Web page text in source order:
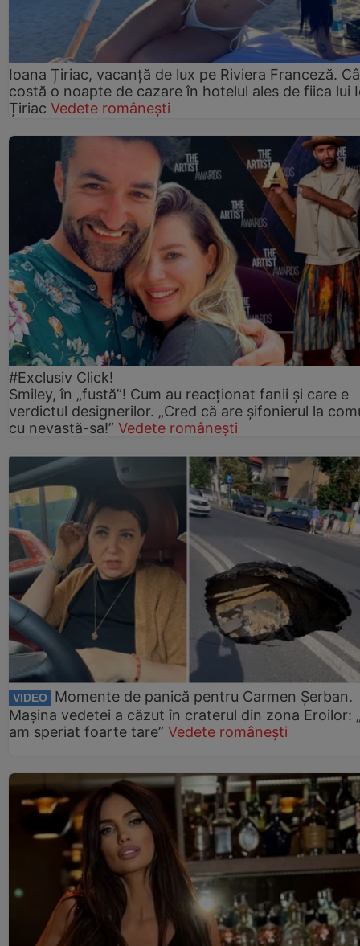
Ioana Țiriac, vacanță de lux pe Riviera Franceză.
costă o noapte de cazare în hotelul ales de fiica lui
Țiriac Vedete românești
#Exclusiv Click!
Smiley, în „fustă”! Cum au reacționat fanii și care e
verdictul designerilor. „Cred că are șifonierul la
cu nevastă-sa!” Vedete românești
VIDEO
Momente de panică pentru Carmen Șerban.
Mașina vedetei a căzut în craterul din zona Eroilor:
am speriat foarte tare” Vedete românești